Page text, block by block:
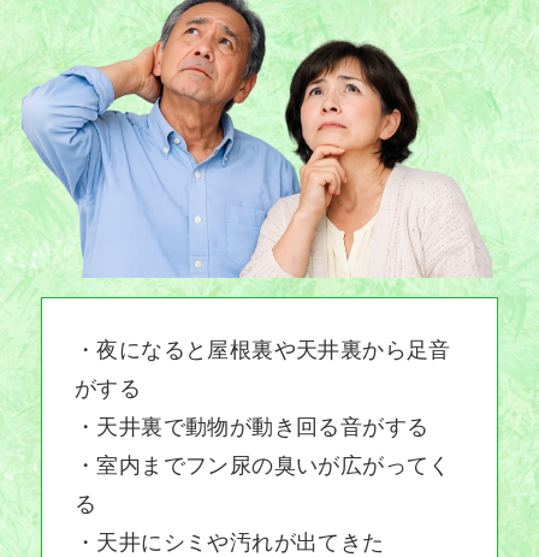
・夜になると屋根裏や天井裏から足音
がする
・天井裏で動物が動き回る音がする
・室内までフン尿の臭いが広がってく
る
・天井にシミや汚れが出てきた